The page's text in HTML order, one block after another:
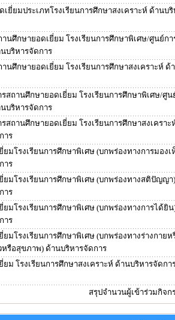
ยี่ยมประเภทโรงเรียนการศึกษาสงเคราะห์ ด้านบริ
นศึกษายอดเยี่ยม โรงเรียนการศึกษาพิเศษ/ศูนย์กา
บริหารจัดการ
นศึกษายอดเยี่ยม โรงเรียนการศึกษาสงเคราะห์ ด้
สถานศึกษายอดเยี่ยม โรงเรียนการศึกษาพิเศษ/ศูน
บริหารจัดการ
สถานศึกษายอดเยี่ยม โรงเรียนการศึกษาสงเคราะ
าร
ยมโรงเรียนการศึกษาพิเศษ (บกพร่องทางการมองเ
าร
ยมโรงเรียนการศึกษาพิเศษ (บกพร่องทางสติปัญญา)
าร
ยมโรงเรียนการศึกษาพิเศษ (บกพร่องทางการได้ยิน
าร
มโรงเรียนการศึกษาพิเศษ (บกพร่องทางร่างกายห
หรือสุขภาพ) ด้านบริหารจัดการ
ม โรงเรียนการศึกษาสงเคราะห์ ด้านบริหารจัดกา
สรุปจำนวนผู้เข้าร่วมกิจก